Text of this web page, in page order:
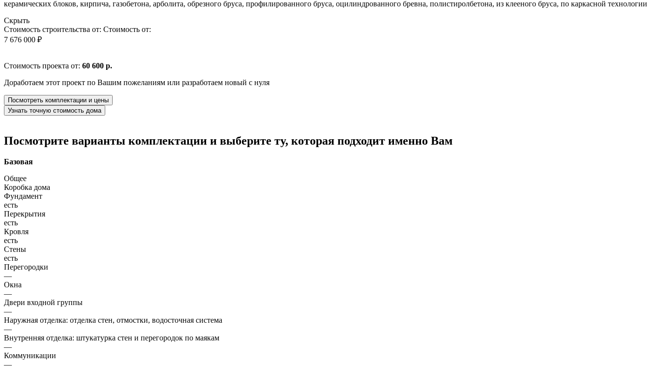
керамических блоков, кирпича, газобетона, арболита, обрезного бруса, профилированного бруса, оцилиндрованного бревна, полистиролбетона, из клееного бруса, по каркасной технологии
Скрыть
Стоимость строительства от: Стоимость от:
7 676 000 ₽
Стоимость проекта от: 60 600 р.
Доработаем этот проект по Вашим пожеланиям или разработаем новый с нуля
Посмотреть комплектации и цены
Узнать точную стоимость дома
Посмотрите варианты комплектации и выберите ту, которая подходит именно Вам
Базовая
Общее
Коробка дома
Фундамент
есть
Перекрытия
есть
Кровля
есть
Стены
есть
Перегородки
—
Окна
—
Двери входной группы
—
Наружная отделка: отделка стен, отмостки, водосточная система
—
Внутренняя отделка: штукатурка стен и перегородок по маякам
—
Коммуникации
—